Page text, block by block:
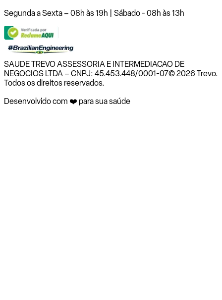
Segunda a Sexta – 08h às 19h | Sábado - 08h às 13h
SAUDE TREVO ASSESSORIA E INTERMEDIACAO DE
NEGOCIOS LTDA – CNPJ: 45.453.448/0001-07© 2026 Trevo.
Todos os direitos reservados.
Desenvolvido com ❤️ para sua saúde